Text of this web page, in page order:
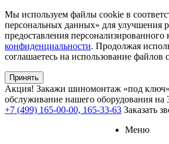
Мы используем файлы cookie в
персональных данных» для улучшения
предоставления персонализированного
конфиденциальности. Продолжая
соглашаетесь на использование файлов
Принять
Акция! Закажи шиномонтаж «под
обслуживание нашего оборудования на
+7 (499) 165-00-00, 165-33-63 Заказать
Меню